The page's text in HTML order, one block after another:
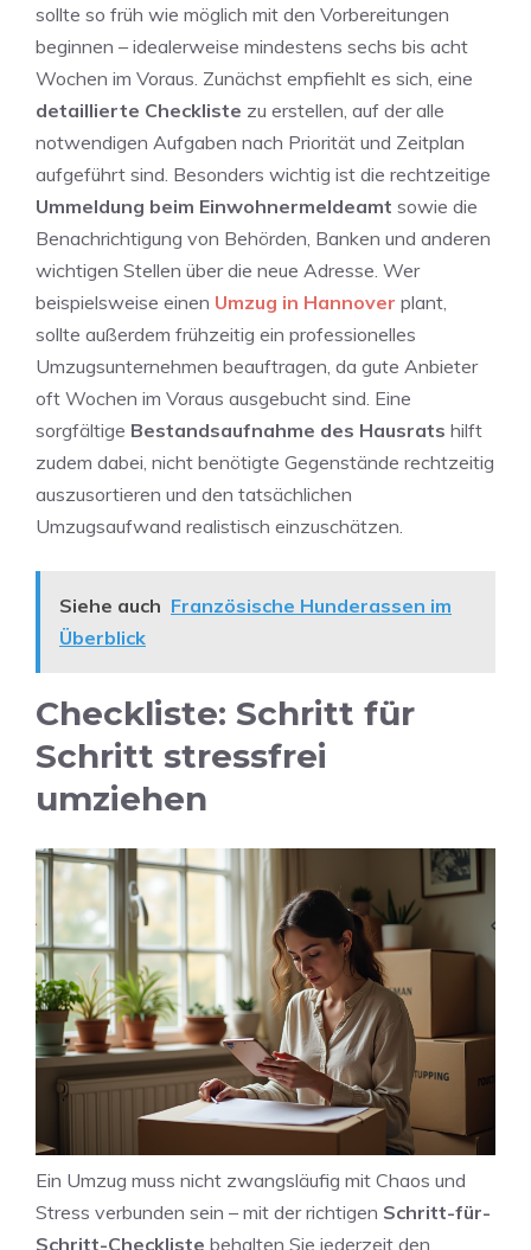
sollte so früh wie möglich mit den Vorbereitungen
beginnen – idealerweise mindestens sechs bis acht
Wochen im Voraus. Zunächst empfiehlt es sich, eine
detaillierte Checkliste zu erstellen, auf der alle
notwendigen Aufgaben nach Priorität und Zeitplan
aufgeführt sind. Besonders wichtig ist die rechtzeitige
Ummeldung beim Einwohnermeldeamt sowie die
Benachrichtigung von Behörden, Banken und anderen
wichtigen Stellen über die neue Adresse. Wer
beispielsweise einen Umzug in Hannover plant,
sollte außerdem frühzeitig ein professionelles
Umzugsunternehmen beauftragen, da gute Anbieter
oft Wochen im Voraus ausgebucht sind. Eine
sorgfältige Bestandsaufnahme des Hausrats hilft
zudem dabei, nicht benötigte Gegenstände rechtzeitig
auszusortieren und den tatsächlichen
Umzugsaufwand realistisch einzuschätzen.
Siehe auch Französische Hunderassen im
Überblick
Checkliste: Schritt für
Schritt stressfrei
umziehen
Ein Umzug muss nicht zwangsläufig mit Chaos und
Stress verbunden sein – mit der richtigen Schritt-für-
Schritt-Checkliste behalten Sie jederzeit den